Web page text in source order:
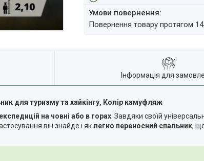
повернення товару протягом
Інформація для
для туризму та хайкінгу, Колір камуфляж
на човні або в горах . Завдяки своїй
він знайде і яклегко переносний спальник,